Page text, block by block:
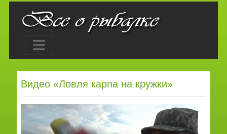
Видео «Ловля карпа на кружки»